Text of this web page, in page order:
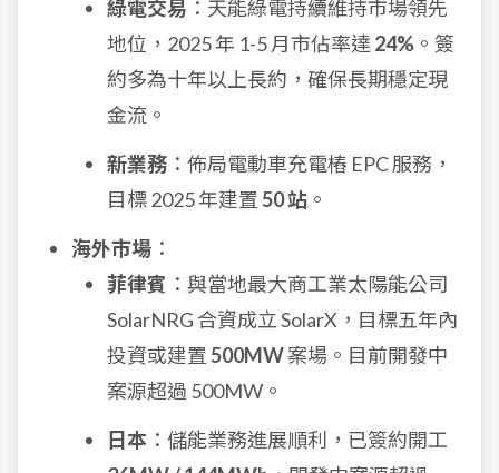
綠電交易 ：天能綠電持續維持市場領先
地位，2025 年 1-5 月市佔率達 24% 。簽
約多為十年以上長約，確保長期穩定現
金流。
新業務 ：佈局電動車充電樁 EPC 服務，
目標 2025 年建置50 站 。
海外市場 ：
菲律賓 ：與當地最大商工業太陽能公司
SolarNRG 合資成立 SolarX，目標五年內
投資或建置500MW案場。目前開發中
案源超過 500MW。
日本 ：儲能業務進展順利，已簽約開工